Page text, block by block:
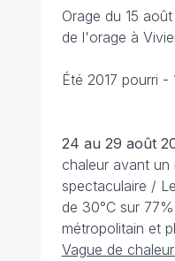
Orage du 15
de l'orage à
Été 2017 pourri -
24 au 29 août
chaleur avant un
spectaculaire /
de 30°C sur
métropolitain et
Vague de